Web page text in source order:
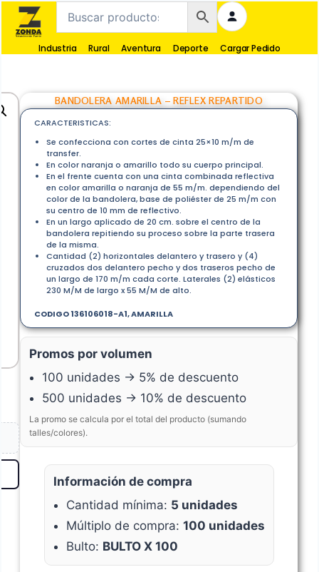
Industria Rural Aventura Deporte Cargar Pedido
BANDOLERA AMARILLA – REFLEX REPARTIDO
CARACTERISTICAS:
Se confecciona con cortes de cinta 25×10 m/m de
transfer.
En color naranja o amarillo todo su cuerpo principal.
En el frente cuenta con una cinta combinada reflectiva
en color amarilla o naranja de 55 m/m. dependiendo del
color de la bandolera, base de poliéster de 25 m/m con
su centro de 10 mm de reflectivo.
En un largo aplicado de 20 cm. sobre el centro de la
bandolera repitiendo su proceso sobre la parte trasera
de la misma.
Cantidad (2) horizontales delantero y trasero y (4)
cruzados dos delantero pecho y dos traseros pecho de
un largo de 170 m/m cada corte. Laterales (2) elásticos
230 M/M de largo x 55 M/M de alto.
CODIGO 136106018-A1, AMARILLA
Promos por volumen
100 unidades → 5% de descuento
500 unidades → 10% de descuento
La promo se calcula por el total del producto (sumando
talles/colores).
Información de compra
Cantidad mínima: 5 unidades
Múltiplo de compra: 100 unidades
Bulto: BULTO X 100
▶